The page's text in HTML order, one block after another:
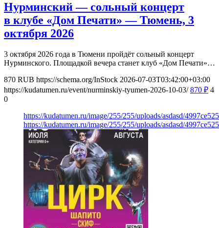
Нурминский — сольный концерт
в клубе «Дом Печати» — Тюмень, 3
октября 2026
3 октября 2026 года в Тюмени пройдёт сольный концерт
Нурминского. Площадкой вечера станет клуб «Дом Печати»…
870 RUB https://schema.org/InStock 2026-07-03T03:42:00+03:00
https://kudatumen.ru/event/nurminskiy-tyumen-2026-10-03/ 870 ₽ 4
0
https://kudatumen.ru/image/255/255/uploads/asdasd/
https://kudatumen.ru/image/255/255/uploads/asdasd/